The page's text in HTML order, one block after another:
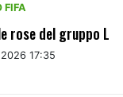
FIFA
rose del gruppo L
17:35